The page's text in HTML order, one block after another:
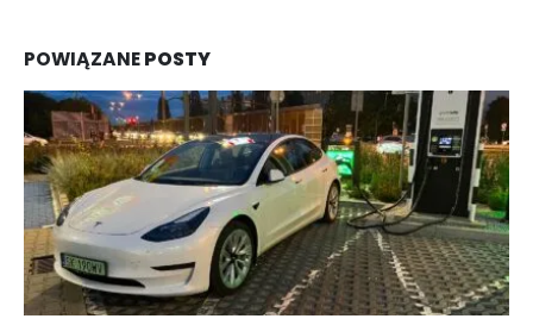
POWIĄZANEPOSTY